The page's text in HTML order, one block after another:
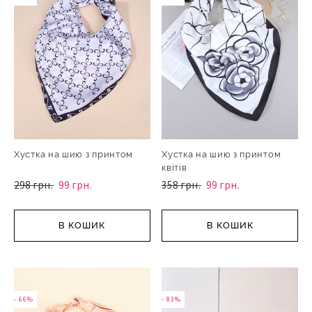
Хустка на шию з принтом
298 грн. 99 грн.
В КОШИК
Хустка на шию з принтом
квітів
358 грн. 99 грн.
В КОШИК
- 66% - 83%